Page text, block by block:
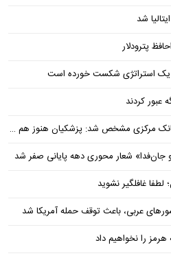
شد
پترودلار
یک استراتژی شکست خورده است
پزشکیان هنوز هم متوجه نشده است چرا همتی استیضاح شد!
جان‌فدا» شعار محوری دهه پایانی صفر شد
غافلگیر نشوید
عربی، باعث توقف حمله آمریکا شد
را نخواهیم داد